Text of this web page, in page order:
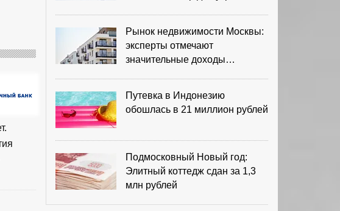
Рынок недвижимости Москвы:
эксперты отмечают
значительные доходы
Путевка в Индонезию
обошлась в 21 миллион рублей
Подмосковный Новый год:
Элитный коттедж сдан за 1,3
млн рублей